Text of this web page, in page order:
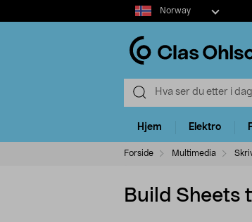
Select
market
Norway
Hjem Elektro
Forside Multimedia
Build Sheets